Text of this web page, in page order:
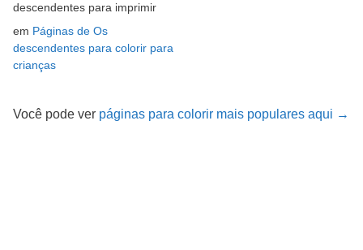
descendentes para imprimir
em Páginas de Os
descendentes para colorir para
crianças
Você pode ver páginas para colorir mais populares aqui →